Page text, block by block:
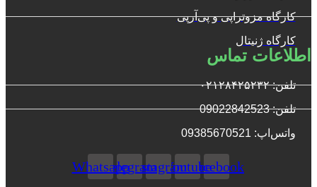
کارگاه مزوتراپی و پی‌آرپی
کارگاه ژنیتال
اطلاعات تماس
تلفن: ۰۲۱۲۸۴۲۵۲۳۲
تلفن: 09022842523
واتس‌‌اپ: 09385670521
Facebook
Youtube
Instagram
Telegram
Whatsapp